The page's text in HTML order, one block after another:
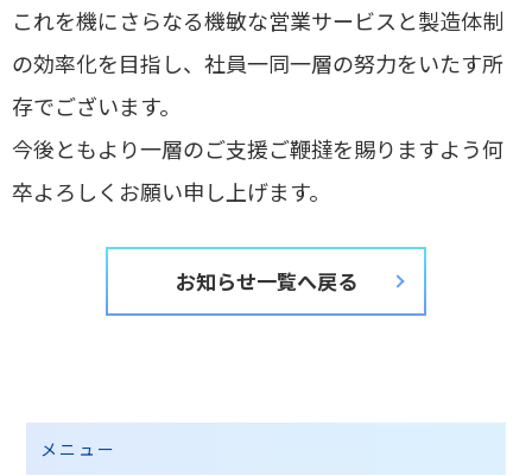
これを機にさらなる機敏な営業サービスと製造体制
の効率化を目指し、社員一同一層の努力をいたす所
存でございます。
今後ともより一層のご支援ご鞭撻を賜りますよう何
卒よろしくお願い申し上げます。
お知らせ一覧へ戻る
メニュー